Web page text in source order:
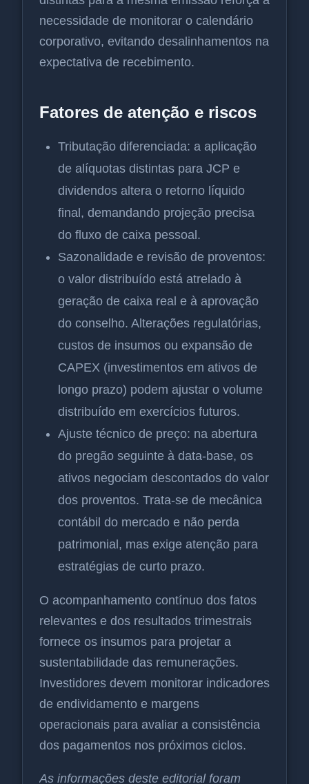
necessidade de monitorar o calendário
corporativo, evitando desalinhamentos na
expectativa de recebimento.
Fatores de atenção e riscos
Tributação diferenciada: a aplicação
de alíquotas distintas para JCP e
dividendos altera o retorno líquido
final, demandando projeção precisa
do fluxo de caixa pessoal.
Sazonalidade e revisão de proventos:
o valor distribuído está atrelado à
geração de caixa real e à aprovação
do conselho. Alterações regulatórias,
custos de insumos ou expansão de
CAPEX (investimentos em ativos de
longo prazo) podem ajustar o volume
distribuído em exercícios futuros.
Ajuste técnico de preço: na abertura
do pregão seguinte à data-base, os
ativos negociam descontados do valor
dos proventos. Trata-se de mecânica
contábil do mercado e não perda
patrimonial, mas exige atenção para
estratégias de curto prazo.
O acompanhamento contínuo dos fatos
relevantes e dos resultados trimestrais
fornece os insumos para projetar a
sustentabilidade das remunerações.
Investidores devem monitorar indicadores
de endividamento e margens
operacionais para avaliar a consistência
dos pagamentos nos próximos ciclos.
As informações deste editorial foram